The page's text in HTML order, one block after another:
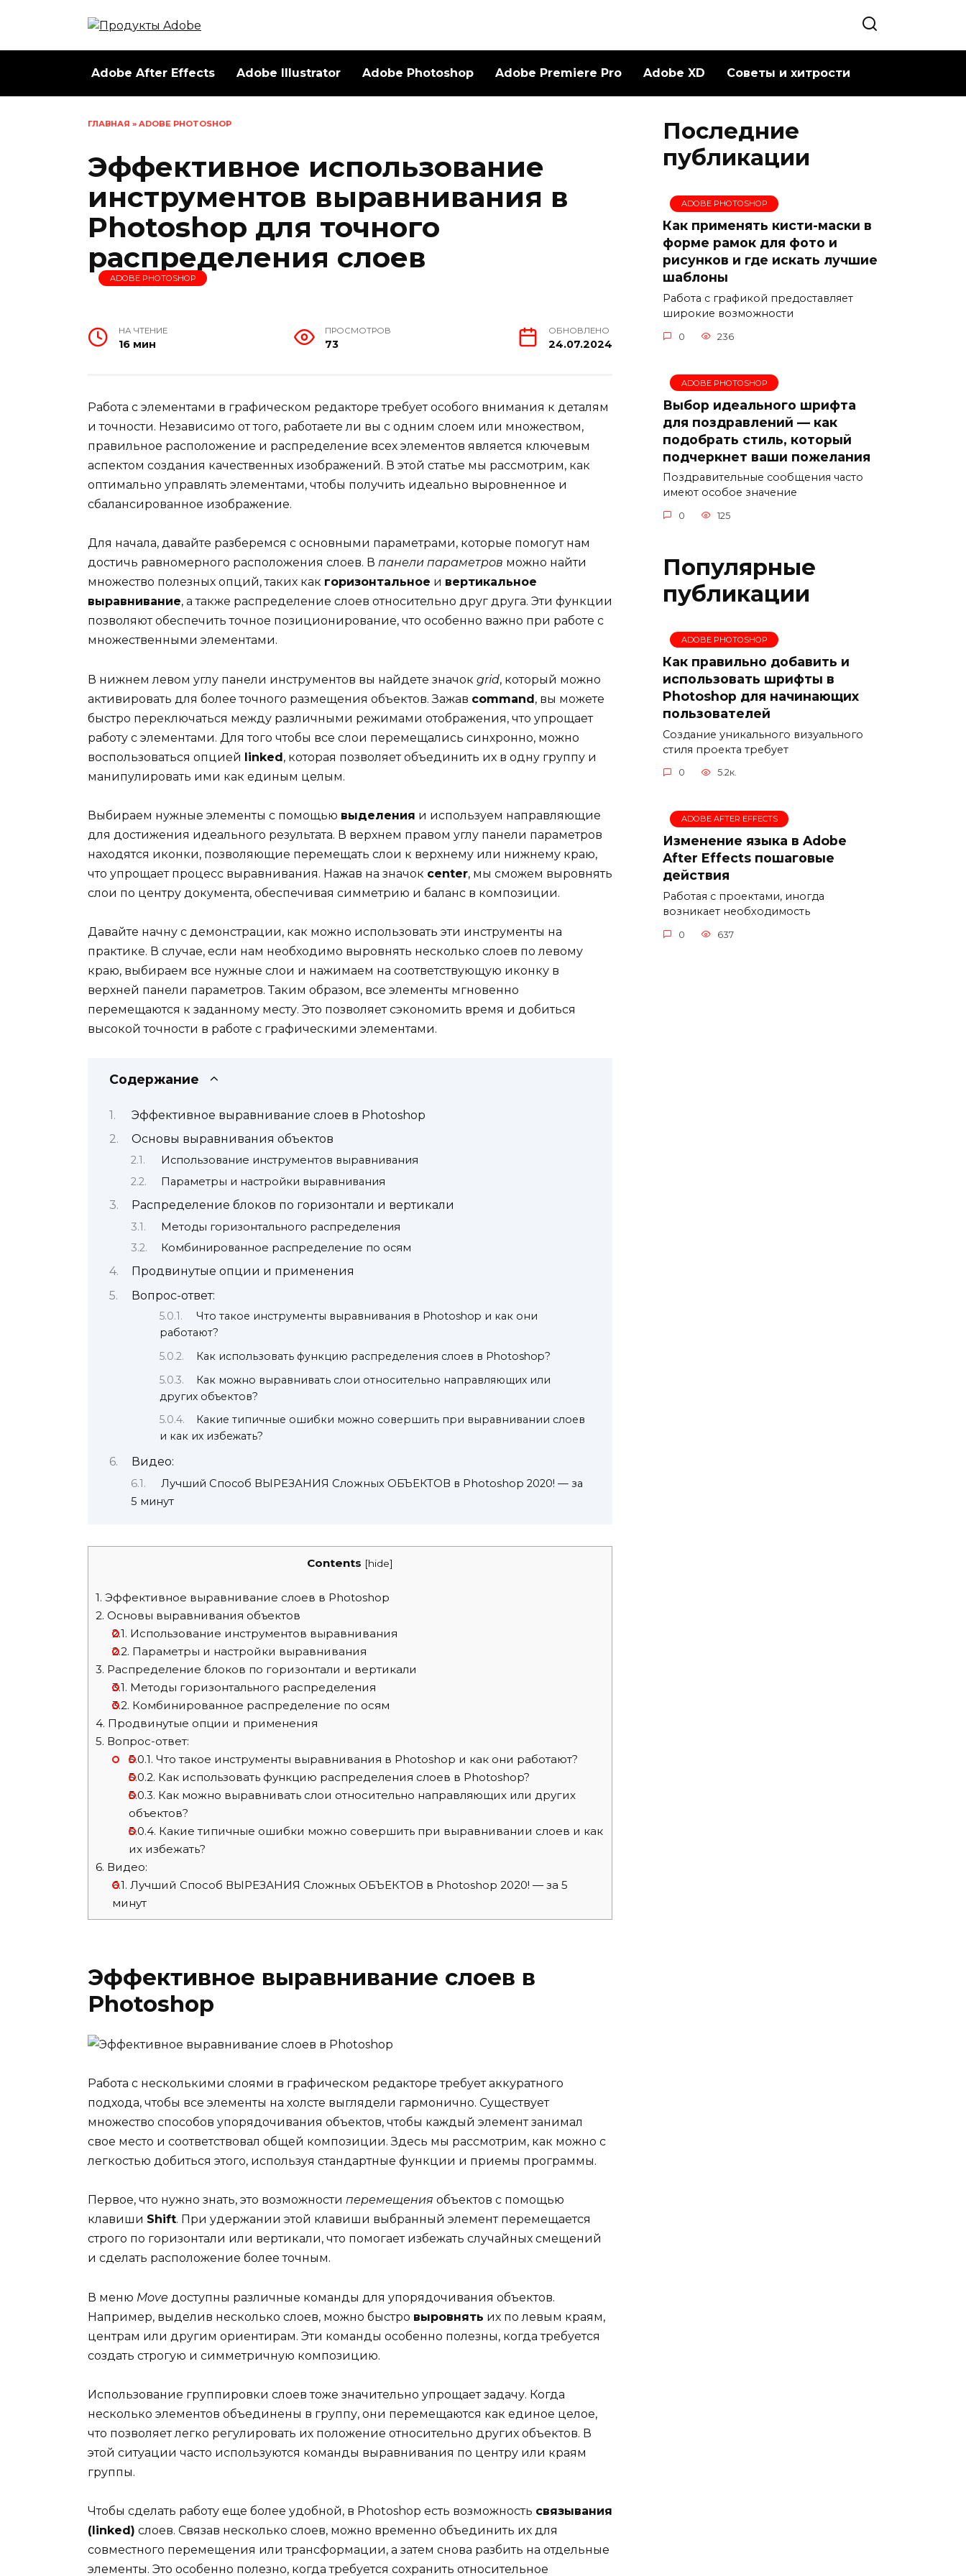
Adobe After Effects Adobe Illustrator Adobe Photoshop Adobe Premiere Pro Adobe XD Советы и хитрости
ГЛАВНАЯ » ADOBE PHOTOSHOP
Эффективное использование
инструментов выравнивания в
Photoshop для точного
распределения слоев
ADOBE PHOTOSHOP
НА ЧТЕНИЕ
16 мин
ПРОСМОТРОВ
73
ОБНОВЛЕНО
24.07.2024
Работа с элементами в графическом редакторе требует особого внимания к деталям
и точности. Независимо от того, работаете ли вы с одним слоем или множеством,
правильное расположение и распределение всех элементов является ключевым
аспектом создания качественных изображений. В этой статье мы рассмотрим, как
оптимально управлять элементами, чтобы получить идеально выровненное и
сбалансированное изображение.
Для начала, давайте разберемся с основными параметрами, которые помогут нам
достичь равномерного расположения слоев. В панели параметров можно найти
множество полезных опций, таких как горизонтальное и вертикальное
выравнивание, а также распределение слоев относительно друг друга. Эти функции
позволяют обеспечить точное позиционирование, что особенно важно при работе с
множественными элементами.
В нижнем левом углу панели инструментов вы найдете значок grid, который можно
активировать для более точного размещения объектов. Зажав command, вы можете
быстро переключаться между различными режимами отображения, что упрощает
работу с элементами. Для того чтобы все слои перемещались синхронно, можно
воспользоваться опцией linked, которая позволяет объединить их в одну группу и
манипулировать ими как единым целым.
Выбираем нужные элементы с помощью выделения и используем направляющие
для достижения идеального результата. В верхнем правом углу панели параметров
находятся иконки, позволяющие перемещать слои к верхнему или нижнему краю,
что упрощает процесс выравнивания. Нажав на значок center, мы сможем выровнять
слои по центру документа, обеспечивая симметрию и баланс в композиции.
Давайте начну с демонстрации, как можно использовать эти инструменты на
практике. В случае, если нам необходимо выровнять несколько слоев по левому
краю, выбираем все нужные слои и нажимаем на соответствующую иконку в
верхней панели параметров. Таким образом, все элементы мгновенно
перемещаются к заданному месту. Это позволяет сэкономить время и добиться
высокой точности в работе с графическими элементами.
Содержание
Эффективное выравнивание слоев в Photoshop
Основы выравнивания объектов
Использование инструментов выравнивания
Параметры и настройки выравнивания
Распределение блоков по горизонтали и вертикали
Методы горизонтального распределения
Комбинированное распределение по осям
Продвинутые опции и применения
Вопрос-ответ:
Что такое инструменты выравнивания в Photoshop и как они
работают?
Как использовать функцию распределения слоев в Photoshop?
Как можно выравнивать слои относительно направляющих или
других объектов?
Какие типичные ошибки можно совершить при выравнивании слоев
и как их избежать?
Видео:
Лучший Способ ВЫРЕЗАНИЯ Сложных ОБЪЕКТОВ в Photoshop 2020! — за
5 минут
Contents [hide]
1. Эффективное выравнивание слоев в Photoshop
2. Основы выравнивания объектов
2.1. Использование инструментов выравнивания
2.2. Параметры и настройки выравнивания
3. Распределение блоков по горизонтали и вертикали
3.1. Методы горизонтального распределения
3.2. Комбинированное распределение по осям
4. Продвинутые опции и применения
5. Вопрос-ответ:
5.0.1. Что такое инструменты выравнивания в Photoshop и как они работают?
5.0.2. Как использовать функцию распределения слоев в Photoshop?
5.0.3. Как можно выравнивать слои относительно направляющих или других
объектов?
5.0.4. Какие типичные ошибки можно совершить при выравнивании слоев и как
их избежать?
6. Видео:
6.1. Лучший Способ ВЫРЕЗАНИЯ Сложных ОБЪЕКТОВ в Photoshop 2020! — за 5
минут
Эффективное выравнивание слоев в
Photoshop
Работа с несколькими слоями в графическом редакторе требует аккуратного
подхода, чтобы все элементы на холсте выглядели гармонично. Существует
множество способов упорядочивания объектов, чтобы каждый элемент занимал
свое место и соответствовал общей композиции. Здесь мы рассмотрим, как можно с
легкостью добиться этого, используя стандартные функции и приемы программы.
Первое, что нужно знать, это возможности перемещения объектов с помощью
клавиши Shift. При удержании этой клавиши выбранный элемент перемещается
строго по горизонтали или вертикали, что помогает избежать случайных смещений
и сделать расположение более точным.
В меню Move доступны различные команды для упорядочивания объектов.
Например, выделив несколько слоев, можно быстро выровнять их по левым краям,
центрам или другим ориентирам. Эти команды особенно полезны, когда требуется
создать строгую и симметричную композицию.
Использование группировки слоев тоже значительно упрощает задачу. Когда
несколько элементов объединены в группу, они перемещаются как единое целое,
что позволяет легко регулировать их положение относительно других объектов. В
этой ситуации часто используются команды выравнивания по центру или краям
группы.
Чтобы сделать работу еще более удобной, в Photoshop есть возможность связывания
(linked) слоев. Связав несколько слоев, можно временно объединить их для
совместного перемещения или трансформации, а затем снова разбить на отдельные
элементы. Это особенно полезно, когда требуется сохранить относительное
Последние
публикации
ADOBE PHOTOSHOP
Как применять кисти-маски в
форме рамок для фото и
рисунков и где искать лучшие
шаблоны
Работа с графикой предоставляет
широкие возможности
0 236
ADOBE PHOTOSHOP
Выбор идеального шрифта
для поздравлений — как
подобрать стиль, который
подчеркнет ваши пожелания
Поздравительные сообщения часто
имеют особое значение
0 125
Популярные
публикации
ADOBE PHOTOSHOP
Как правильно добавить и
использовать шрифты в
Photoshop для начинающих
пользователей
Создание уникального визуального
стиля проекта требует
0 5.2к.
ADOBE AFTER EFFECTS
Изменение языка в Adobe
After Effects пошаговые
действия
Работая с проектами, иногда
возникает необходимость
0 637